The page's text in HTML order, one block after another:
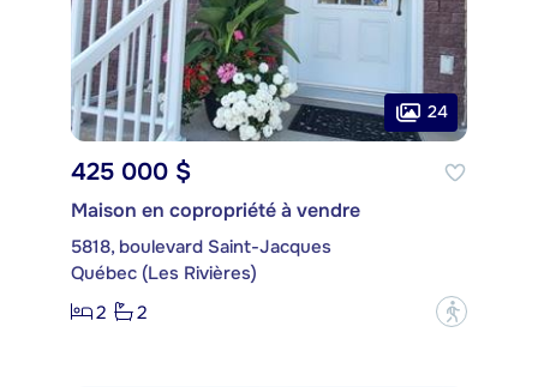
24
425 000 $
Maison en copropriété à vendre
5818, boulevard Saint-Jacques
Québec (Les Rivières)
2
2 ?